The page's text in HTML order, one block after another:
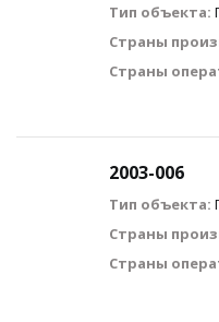
Тип объекта:
Страны
Страны
2003-006
Тип объекта:
Страны
Страны